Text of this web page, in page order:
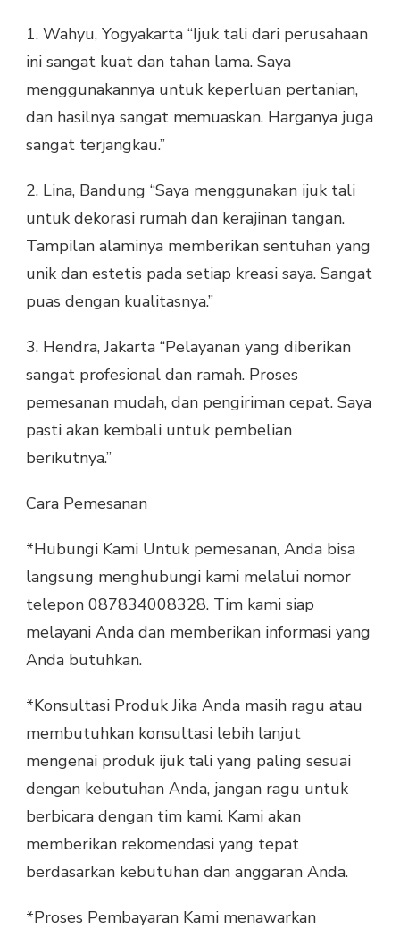
1. Wahyu, Yogyakarta “Ijuk tali dari perusahaan
ini sangat kuat dan tahan lama. Saya
menggunakannya untuk keperluan pertanian,
dan hasilnya sangat memuaskan. Harganya juga
sangat terjangkau.”
2. Lina, Bandung “Saya menggunakan ijuk tali
untuk dekorasi rumah dan kerajinan tangan.
Tampilan alaminya memberikan sentuhan yang
unik dan estetis pada setiap kreasi saya. Sangat
puas dengan kualitasnya.”
3. Hendra, Jakarta “Pelayanan yang diberikan
sangat profesional dan ramah. Proses
pemesanan mudah, dan pengiriman cepat. Saya
pasti akan kembali untuk pembelian
berikutnya.”
Cara Pemesanan
*Hubungi Kami Untuk pemesanan, Anda bisa
langsung menghubungi kami melalui nomor
telepon 087834008328. Tim kami siap
melayani Anda dan memberikan informasi yang
Anda butuhkan.
*Konsultasi Produk Jika Anda masih ragu atau
membutuhkan konsultasi lebih lanjut
mengenai produk ijuk tali yang paling sesuai
dengan kebutuhan Anda, jangan ragu untuk
berbicara dengan tim kami. Kami akan
memberikan rekomendasi yang tepat
berdasarkan kebutuhan dan anggaran Anda.
*Proses Pembayaran Kami menawarkan